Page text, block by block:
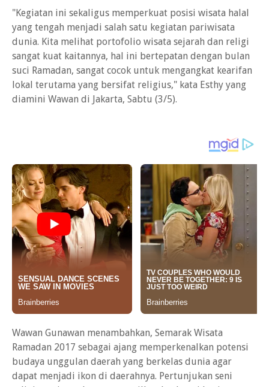
"Kegiatan ini sekaligus memperkuat posisi wisata halal
yang tengah menjadi salah satu kegiatan pariwisata
dunia. Kita melihat portofolio wisata sejarah dan religi
sangat kuat kaitannya, hal ini bertepatan dengan bulan
suci Ramadan, sangat cocok untuk mengangkat kearifan
lokal terutama yang bersifat religius," kata Esthy yang
diamini Wawan di Jakarta, Sabtu (3/5).
Wawan Gunawan menambahkan, Semarak Wisata
Ramadan 2017 sebagai ajang memperkenalkan potensi
budaya unggulan daerah yang berkelas dunia agar
dapat menjadi ikon di daerahnya. Pertunjukan seni